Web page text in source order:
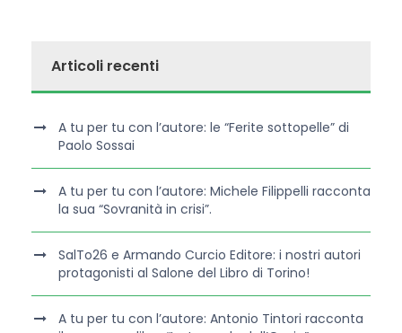
Articoli recenti
A tu per tu con l’autore: le “Ferite sottopelle” di
Paolo Sossai
A tu per tu con l’autore: Michele Filippelli racconta
la sua “Sovranità in crisi”.
SalTo26 e Armando Curcio Editore: i nostri autori
protagonisti al Salone del Libro di Torino!
A tu per tu con l’autore: Antonio Tintori racconta